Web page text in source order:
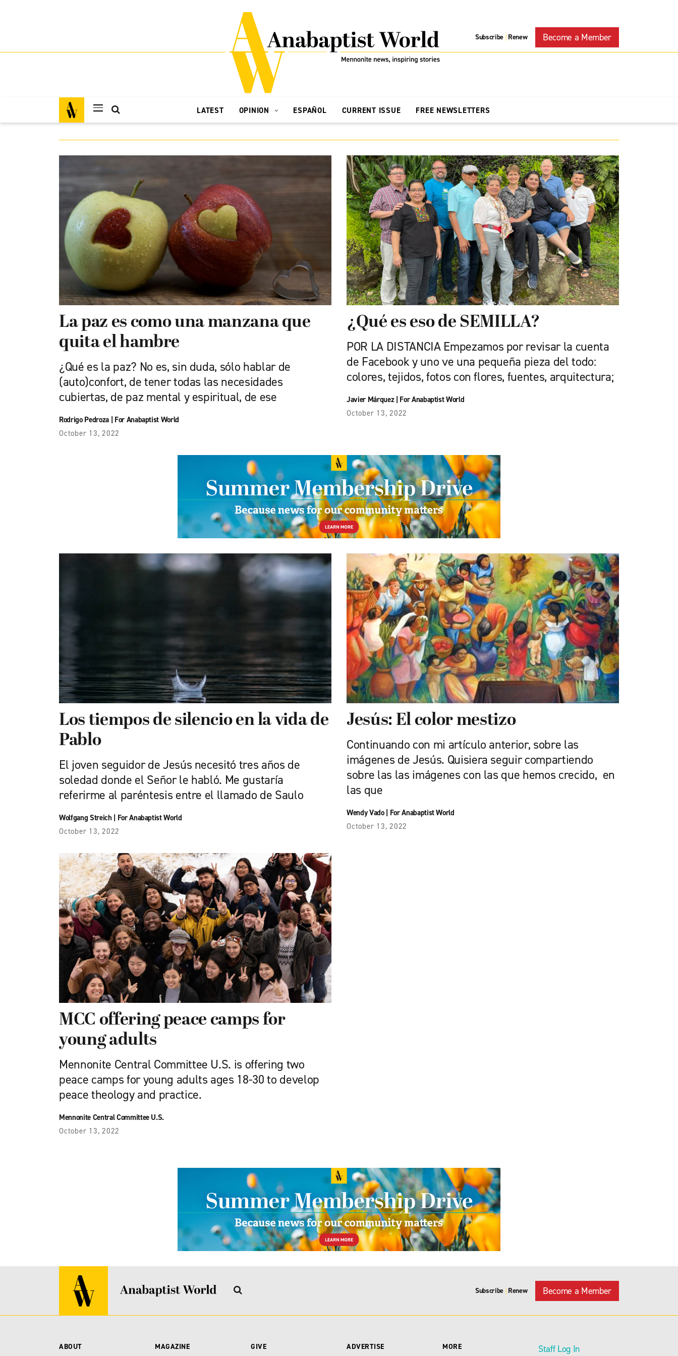
Subscribe | Renew Become a Member
LATEST OPINION ESPAÑOL CURRENT ISSUE FREE NEWSLETTERS
La paz es como una manzana que
quita el hambre
¿Qué es la paz? No es, sin duda, sólo hablar de
(auto)confort, de tener todas las necesidades
cubiertas, de paz mental y espiritual, de ese
Rodrigo Pedroza| For Anabaptist World
October 13, 2022
¿Qué es eso de SEMILLA?
POR LA DISTANCIA Empezamos por revisar la cuenta
de Facebook y uno ve una pequeña pieza del todo:
colores, tejidos, fotos con flores, fuentes, arquitectura;
Javier Márquez| For Anabaptist World
October 13, 2022
Los tiempos de silencio en la vida de
Pablo
El joven seguidor de Jesús necesitó tres años de
soledad donde el Señor le habló. Me gustaría
referirme al paréntesis entre el llamado de Saulo
Wolfgang Streich| For Anabaptist World
October 13, 2022
Jesús: El color mestizo
Continuando con mi artículo anterior, sobre las
imágenes de Jesús. Quisiera seguir compartiendo
sobre las las imágenes con las que hemos crecido, en
las que
Wendy Vado| For Anabaptist World
October 13, 2022
MCC offering peace camps for
young adults
Mennonite Central Committee U.S. is offering two
peace camps for young adults ages 18-30 to develop
peace theology and practice.
Mennonite Central Committee U.S.
October 13, 2022
Subscribe | Renew Become a Member
ABOUT MAGAZINE GIVE ADVERTISE MORE Staff Log In